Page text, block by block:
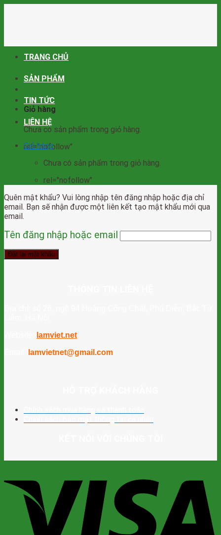
Giỏ hàng
Chưa có sản phẩm trong giỏ hàng.
rel="nofollow"
TRANG CHỦ
SẢN PHẨM
TIN TỨC
LIÊN HỆ
Giỏ hàng
Chưa có sản phẩm trong giỏ hàng.
rel="nofollow"
Quên mật khẩu? Vui lòng nhập tên đăng nhập hoặc địa chỉ
email. Bạn sẽ nhận được một liên kết tạo mật khẩu mới qua
email.
Tên đăng nhập hoặc email
Đặt lại mật khẩu
lamviet.net
lamvietnet@gmail.com